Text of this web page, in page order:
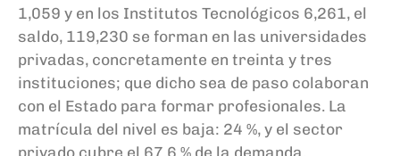
1,059 y en los Institutos Tecnológicos 6,261, el
saldo, 119,230 se forman en las universidades
privadas, concretamente en treinta y tres
instituciones; que dicho sea de paso colaboran
con el Estado para formar profesionales. La
matrícula del nivel es baja: 24 %, y el sector
privado cubre el 67.6 % de la demanda.